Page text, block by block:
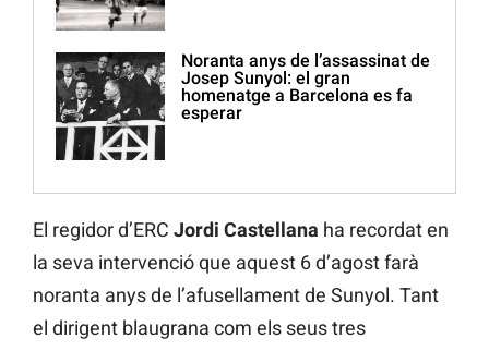
Noranta anys de l’assassinat de
Josep Sunyol: el gran
homenatge a Barcelona es fa
esperar
El regidor d’ERC Jordi Castellana ha recordat en
la seva intervenció que aquest 6 d’agost farà
noranta anys de l’afusellament de Sunyol. Tant
el dirigent blaugrana com els seus tres